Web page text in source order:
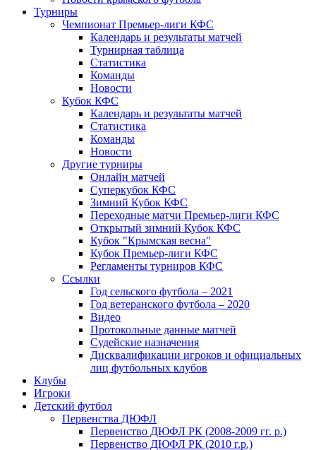
Турниры
Чемпионат Премьер-лиги КФС
Календарь и результаты матчей
Турнирная таблица
Статистика
Команды
Новости
Кубок КФС
Календарь и результаты матчей
Статистика
Команды
Новости
Другие турниры
Онлайн матчей
Суперкубок КФС
Зимний Кубок КФС
Переходные матчи Премьер-лиги КФС
Открытый зимний Кубок КФС
Кубок "Крымская весна"
Кубок Премьер-лиги КФС
Регламенты турниров КФС
Ссылки
Год сельского футбола – 2021
Год ветеранского футбола – 2020
Видео
Протокольные данные матчей
Судейские назначения
Дисквалификации игроков и официальных
лиц футбольных клубов
Клубы
Игроки
Детский футбол
Первенства ДЮФЛ
Первенство ДЮФЛ РК (2008-2009 гг. р.)
Первенство ДЮФЛ РК (2010 г.р.)